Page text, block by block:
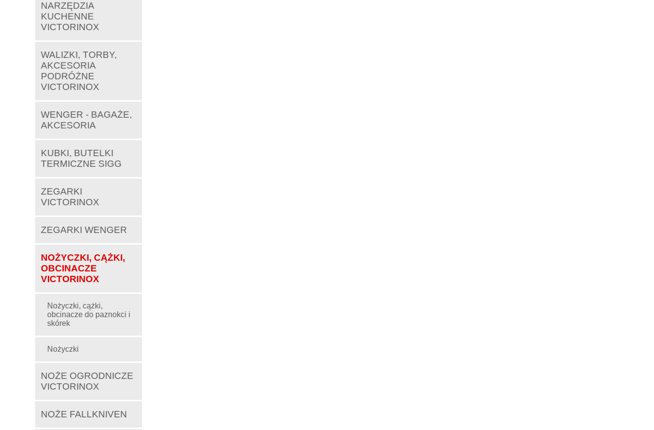
NARZĘDZIA
KUCHENNE
VICTORINOX
WALIZKI, TORBY,
AKCESORIA
PODRÓŻNE
VICTORINOX
WENGER - BAGAŻE,
AKCESORIA
KUBKI, BUTELKI
TERMICZNE SIGG
ZEGARKI
VICTORINOX
ZEGARKI WENGER
NOŻYCZKI, CĄŻKI,
OBCINACZE
VICTORINOX
Nożyczki, cążki,
obcinacze do paznokci i
skórek
Nożyczki
NOŻE OGRODNICZE
VICTORINOX
NOŻE FALLKNIVEN